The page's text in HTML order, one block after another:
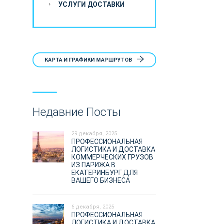
УСЛУГИ ДОСТАВКИ
КАРТА И ГРАФИКИ МАРШРУТОВ
Недавние Посты
29 декабря, 2025
ПРОФЕССИОНАЛЬНАЯ
ЛОГИСТИКА И ДОСТАВКА
КОММЕРЧЕСКИХ ГРУЗОВ
ИЗ ПАРИЖА В
ЕКАТЕРИНБУРГ ДЛЯ
ВАШЕГО БИЗНЕСА
6 декабря, 2025
ПРОФЕССИОНАЛЬНАЯ